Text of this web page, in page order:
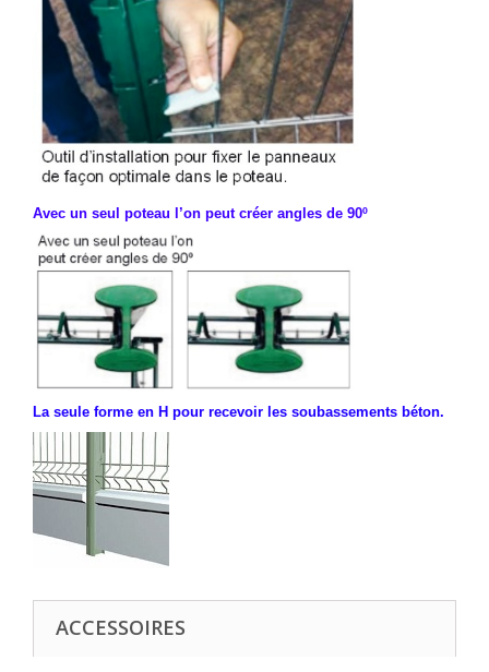
Avec un seul poteau l’on peut créer angles de 90º
La seule forme en H pour recevoir les soubassements béton.
ACCESSOIRES